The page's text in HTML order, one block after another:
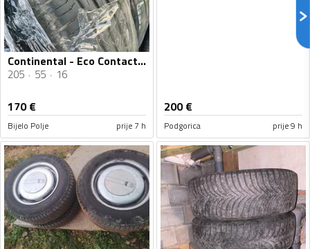
Continental - Eco Contact 6 - Ljetnja guma
205 55 16
170€
Bijelo Polje prije 7 h
200€
Podgorica prije 9 h